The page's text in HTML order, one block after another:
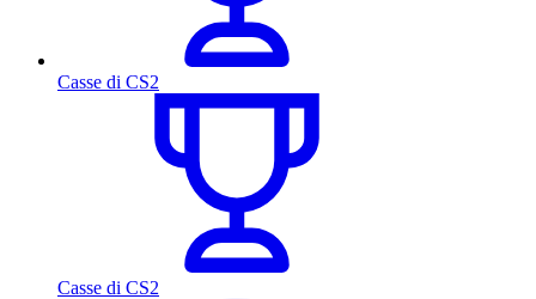
Casse di CS2
Casse di CS2